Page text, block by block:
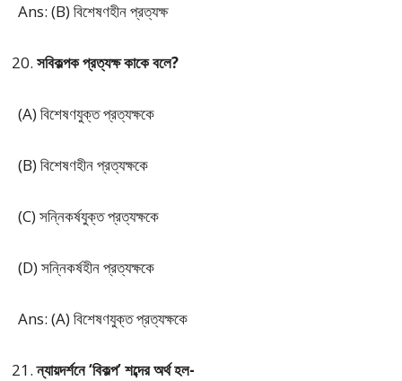
Ans: (B) বিশেষণহীন প্রত্যক্ষ
সবিকল্পক প্রত্যক্ষ কাকে বলে?
(A) বিশেষণযুক্ত প্রত্যক্ষকে
(B) বিশেষণহীন প্রত্যক্ষকে
(C) সন্নিকর্ষযুক্ত প্রত্যক্ষকে
(D) সন্নিকর্ষহীন প্রত্যক্ষকে
Ans: (A) বিশেষণযুক্ত প্রত্যক্ষকে
ন্যায়দর্শনে ‘বিকল্প’ শব্দের অর্থ হল-